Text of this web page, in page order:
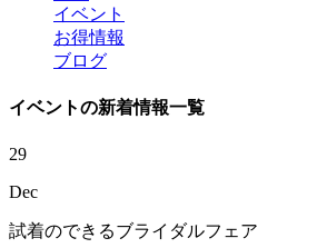
イベント
お得情報
ブログ
イベントの新着情報一覧
29
Dec
試着のできるブライダルフェア